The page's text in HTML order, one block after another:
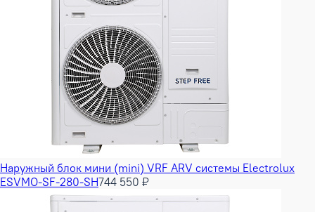
Наружный блок мини (mini) VRF ARV системы Electrolux
ESVMO-SF-280-SH744 550 ₽